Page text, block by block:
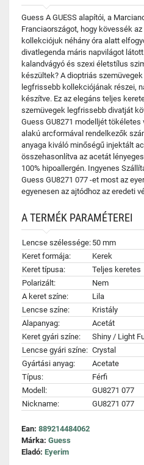
Guess A GUESS alapítói, a
Franciaországot, hogy kövessék
kollekciójuk néhány óra alatt
divatlegenda máris napvilágot
kalandvágyó és szexi életstílus
készültek? A dioptriás
legfrissebb kollekciójának részei,
készítve. Ez az elegáns teljes
szemüvegek legfrissebb divatját
Guess GU8271 modelljét
alakú arcformával rendelkezők
anyaga kiváló minőségű injektált
összehasonlítva az acetát
100% hipoallergén. Ingyenes
Guess GU8271 077 -et most az
egyenesen az ajtódhoz az eredeti
A TERMÉK PARAMÉTEREI
Lencse szélessége: 50 mm
Keret formája:
Kerek
Keret típusa:
Teljes keretes
Polarizált:
Nem
A keret színe:
Lila
Lencse színe:
Kristály
Alapanyag:
Acetát
Keret gyári színe:
Shiny / Light
Lencse gyári színe: Crystal
Gyártási anyag:
Acetate
Típus:
Férfi
Modell:
GU8271 077
Nickname:
GU8271 077
Ean: 889214484062
Márka: Guess
Eladó: Eyerim